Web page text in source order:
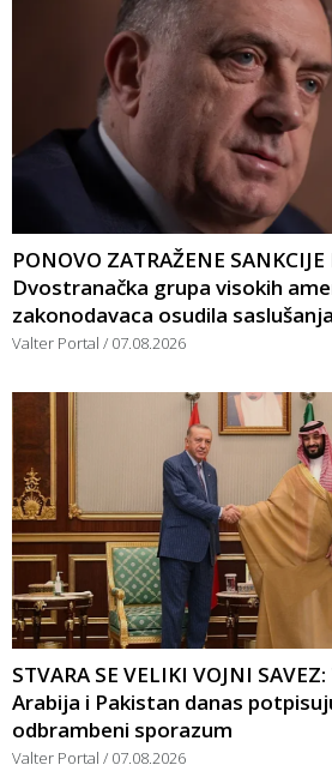
PONOVO ZATRAŽENE
Dvostranačka grupa visokih
zakonodavaca osudila
Valter Portal 07.08.2026
STVARA SE VELIKI VOJNI
Arabija i Pakistan danas
odbrambeni sporazum
Valter Portal 07.08.2026